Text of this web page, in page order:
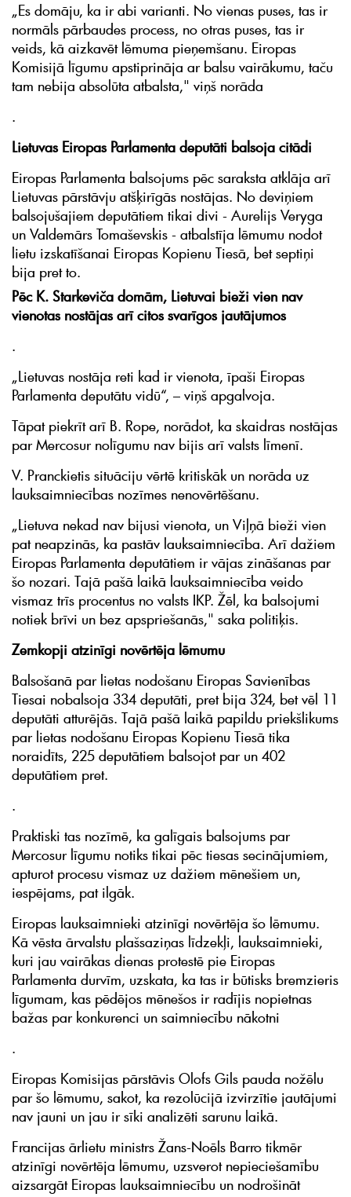
„Es domāju, ka ir abi varianti. No vienas puses, tas ir
normāls pārbaudes process, no otras puses, tas ir
veids, kā aizkavēt lēmuma pieņemšanu. Eiropas
Komisijā līgumu apstiprināja ar balsu vairākumu, taču
tam nebija absolūta atbalsta," viņš norāda
.
Lietuvas Eiropas Parlamenta deputāti balsoja citādi
Eiropas Parlamenta balsojums pēc saraksta atklāja arī
Lietuvas pārstāvju atšķirīgās nostājas. No deviņiem
balsojušajiem deputātiem tikai divi - Aurelijs Veryga
un Valdemārs Tomaševskis - atbalstīja lēmumu nodot
lietu izskatīšanai Eiropas Kopienu Tiesā, bet septiņi
bija pret to.
Pēc K. Starkeviča domām, Lietuvai bieži vien nav
vienotas nostājas arī citos svarīgos jautājumos
.
„Lietuvas nostāja reti kad ir vienota, īpaši Eiropas
Parlamenta deputātu vidū“, – viņš apgalvoja.
Tāpat piekrīt arī B. Rope, norādot, ka skaidras nostājas
par Mercosur nolīgumu nav bijis arī valsts līmenī.
V. Pranckietis situāciju vērtē kritiskāk un norāda uz
lauksaimniecības nozīmes nenovērtēšanu.
„Lietuva nekad nav bijusi vienota, un Viļņā bieži vien
pat neapzinās, ka pastāv lauksaimniecība. Arī dažiem
Eiropas Parlamenta deputātiem ir vājas zināšanas par
šo nozari. Tajā pašā laikā lauksaimniecība veido
vismaz trīs procentus no valsts IKP. Žēl, ka balsojumi
notiek brīvi un bez apspriešanās," saka politiķis.
Zemkopji atzinīgi novērtēja lēmumu
Balsošanā par lietas nodošanu Eiropas Savienības
Tiesai nobalsoja 334 deputāti, pret bija 324, bet vēl 11
deputāti atturējās. Tajā pašā laikā papildu priekšlikums
par lietas nodošanu Eiropas Kopienu Tiesā tika
noraidīts, 225 deputātiem balsojot par un 402
deputātiem pret.
.
Praktiski tas nozīmē, ka galīgais balsojums par
Mercosur līgumu notiks tikai pēc tiesas secinājumiem,
apturot procesu vismaz uz dažiem mēnešiem un,
iespējams, pat ilgāk.
Eiropas lauksaimnieki atzinīgi novērtēja šo lēmumu.
Kā vēsta ārvalstu plašsaziņas līdzekļi, lauksaimnieki,
kuri jau vairākas dienas protestē pie Eiropas
Parlamenta durvīm, uzskata, ka tas ir būtisks bremzieris
līgumam, kas pēdējos mēnešos ir radījis nopietnas
bažas par konkurenci un saimniecību nākotni
.
Eiropas Komisijas pārstāvis Olofs Gils pauda nožēlu
par šo lēmumu, sakot, ka rezolūcijā izvirzītie jautājumi
nav jauni un jau ir sīki analizēti sarunu laikā.
Francijas ārlietu ministrs Žans-Noēls Barro tikmēr
atzinīgi novērtēja lēmumu, uzsverot nepieciešamību
aizsargāt Eiropas lauksaimniecību un nodrošināt